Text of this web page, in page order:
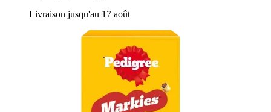
Livraison jusqu'au 17 août